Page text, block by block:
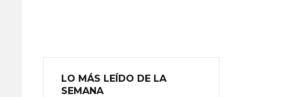
LO MÁS LEÍDO DE LA
SEMANA